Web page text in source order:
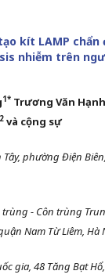
kít LAMP chẩn
nhiễm trên
1* Trương Văn Hạnh
2 và cộng sự
Tây, phường Điện
trùng - Côn trùng
Nam Từ Liêm, Hà
gia, 48 Tăng Bạt